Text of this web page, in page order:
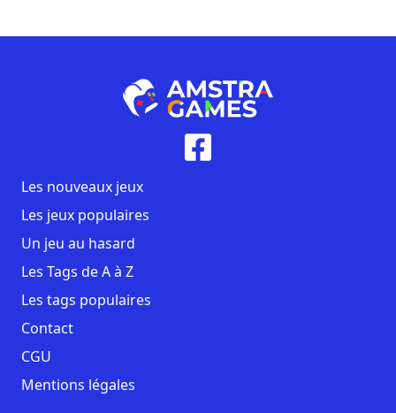
Les nouveaux jeux
Les jeux populaires
Un jeu au hasard
Les Tags de A à Z
Les tags populaires
Contact
CGU
Mentions légales